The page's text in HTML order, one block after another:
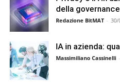
della governance
Redazione BitMAT - 30/
IA in azienda:
Massimiliano Cassinelli -